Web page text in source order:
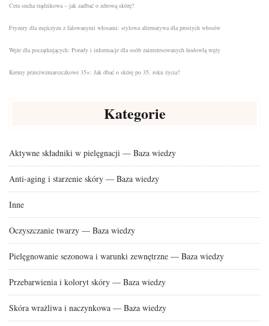
Cera sucha trądzikowa – jak zadbać o zdrową skórę?
Fryzury dla mężczyzn z falowanymi włosami: stylowa alternatywa dla prostych włosów
Węże dla początkujących: Porady i informacje dla osób zainteresowanych hodowlą węży
Kremy przeciwzmarszczkowe 35+: Jak dbać o skórę po 35. roku życia?
Kategorie
Aktywne składniki w pielęgnacji — Baza wiedzy
Anti-aging i starzenie skóry — Baza wiedzy
Inne
Oczyszczanie twarzy — Baza wiedzy
Pielęgnowanie sezonowa i warunki zewnętrzne — Baza wiedzy
Przebarwienia i koloryt skóry — Baza wiedzy
Skóra wrażliwa i naczynkowa — Baza wiedzy